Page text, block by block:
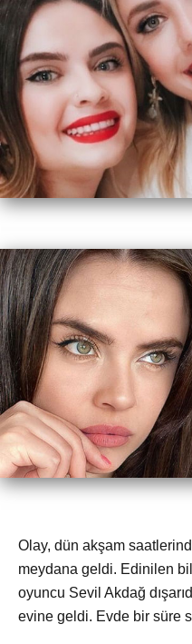
Olay, dün akşam
meydana geldi. Edinilen
oyuncu Sevil Akdağ
evine geldi. Evde bir süre